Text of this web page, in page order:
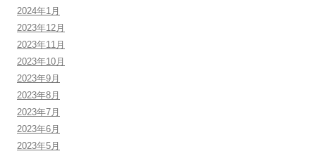
2024年1月
2023年12月
2023年11月
2023年10月
2023年9月
2023年8月
2023年7月
2023年6月
2023年5月